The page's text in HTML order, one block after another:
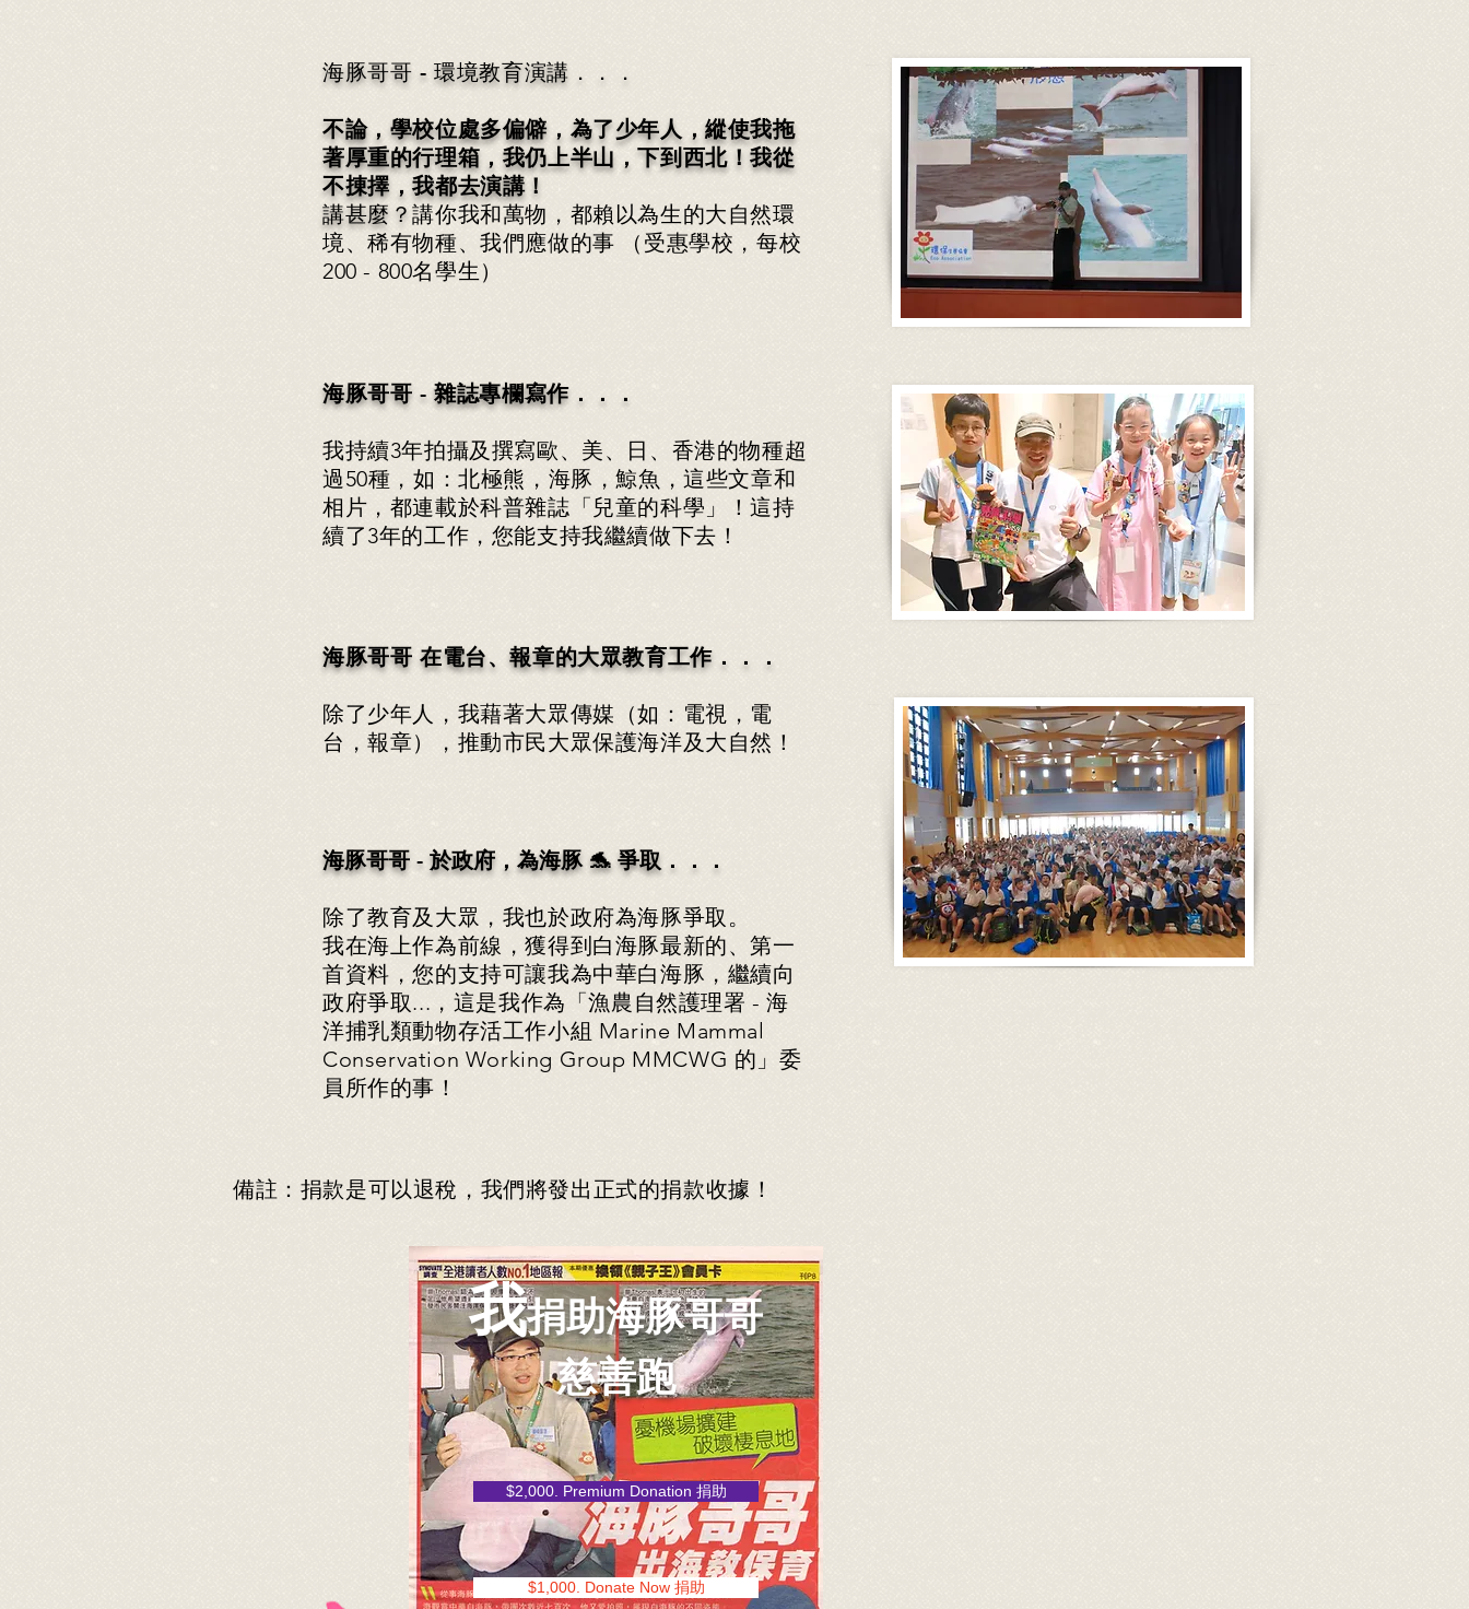
海豚哥哥 - 環境教育演講．．．
不論，學校位處多偏僻，為了少年人，縱使我拖
著厚重的行理箱，我仍上半山，下到西北！我從
不㨂擇，我都去演講！
講甚麼？講你我和萬物，都賴以為生的大自然環
境、稀有物種、我們應做的事 （受惠學校，每校
200 - 800名學生）
海豚哥哥 - 雜誌專欄寫作．．．
我持續3年拍攝及撰寫歐、美、日、香港的物種超
過50種，如：北極熊，海豚，鯨魚，這些文章和
相片，都連載於科普雜誌「兒童的科學」！這持
續了3年的工作，您能支持我繼續做下去！
海豚哥哥 在電台、報章的大眾教育工作．．．
除了少年人，我藉著大眾傳媒（如：電視，電
台，報章），推動市民大眾保護海洋及大自然！
海豚哥哥 - 於政府，為海豚 🐬 爭取．．．
除了教育及大眾，我也於政府為海豚爭取。
我在海上作為前線，獲得到白海豚最新的、第一
首資料，您的支持可讓我為中華白海豚，繼續向
政府爭取...，這是我作為「漁農自然護理署 - 海
洋捕乳類動物存活工作小組 Marine Mammal
Conservation Working Group MMCWG 的」委
員所作的事！
備註：捐款是可以退稅，我們將發出正式的捐款收據！
我捐助海豚哥哥
​慈善跑
$2,000. Premium Donation 捐助
$1,000. Donate Now 捐助